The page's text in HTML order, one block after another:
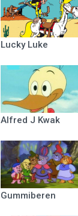
Lucky Luke
Alfred J Kwak
Gummiberen